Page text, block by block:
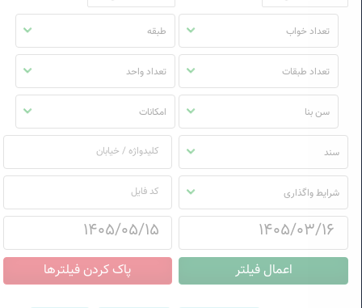
تعداد خواب طبقه
تعداد طبقات تعداد واحد
سن بنا امکانات
سند
شرایط واگذاری